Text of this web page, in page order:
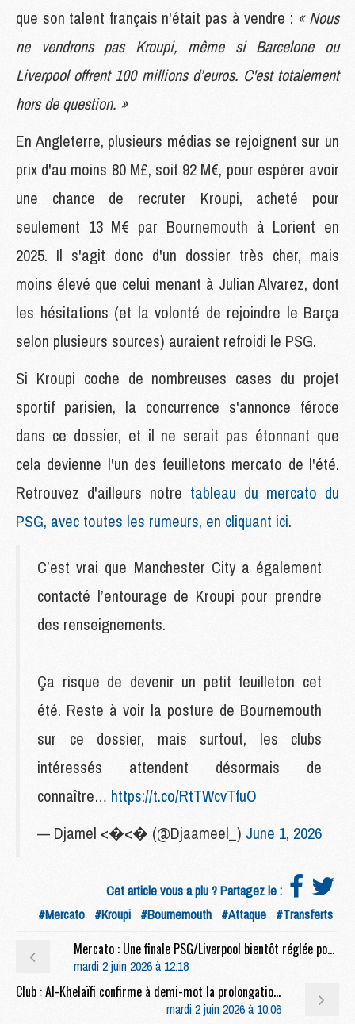
que son talent français n'était pas à vendre : « Nous
ne vendrons pas Kroupi, même si Barcelone ou
Liverpool offrent 100 millions d’euros. C'est totalement
hors de question. »
En Angleterre, plusieurs médias se rejoignent sur un
prix d'au moins 80 M£, soit 92 M€, pour espérer avoir
une chance de recruter Kroupi, acheté pour
seulement 13 M€ par Bournemouth à Lorient en
2025. Il s'agit donc d'un dossier très cher, mais
moins élevé que celui menant à Julian Alvarez, dont
les hésitations (et la volonté de rejoindre le Barça
selon plusieurs sources) auraient refroidi le PSG.
Si Kroupi coche de nombreuses cases du projet
sportif parisien, la concurrence s'annonce féroce
dans ce dossier, et il ne serait pas étonnant que
cela devienne l'un des feuilletons mercato de l'été.
Retrouvez d'ailleurs notre tableau du mercato du
PSG, avec toutes les rumeurs, en cliquant ici.
C’est vrai que Manchester City a également
contacté l’entourage de Kroupi pour prendre
des renseignements.
Ça risque de devenir un petit feuilleton cet
été. Reste à voir la posture de Bournemouth
sur ce dossier, mais surtout, les clubs
intéressés attendent désormais de
connaître… https://t.co/RtTWcvTfuO
— Djamel <�<� (@Djaameel_) June 1, 2026
Cet article vous a plu ? Partagez le :
#Mercato #Kroupi #Bournemouth #Attaque #Transferts
Mercato : Une finale PSG/Liverpool bientôt réglée pour Diomande ?
mardi 2 juin 2026 à 12:18
Club : Al-Khelaïfi confirme à demi-mot la prolongation de Luis Enrique
mardi 2 juin 2026 à 10:06